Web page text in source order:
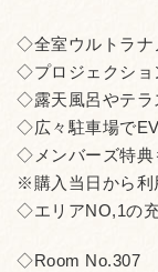
◇全室ウルトラナ
◇プロジェクショ
◇露天風呂やテラ
◇広々駐車場で
◇メンバーズ特典
※購入当日から利
◇エリアNO,1の
◇Room No.307